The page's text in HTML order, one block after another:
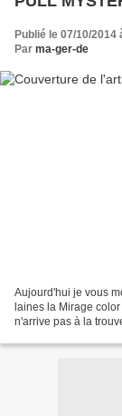
Publié le 07/10/2014
Par ma-ger-de
Aujourd'hui je vous
laines la Mirage
n'arrive pas à la